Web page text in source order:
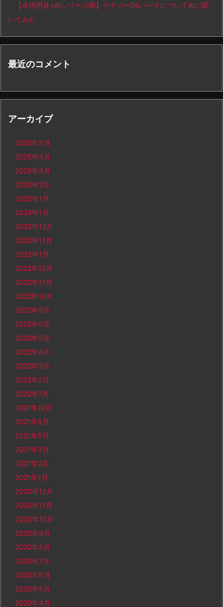
【卓球用具×AIシリーズ⑩】テナジー05ハードについてAIに聞
いてみた
最近のコメント
アーカイブ
2025年8月
2025年4月
2025年3月
2025年2月
2025年1月
2024年1月
2023年12月
2023年11月
2023年1月
2022年12月
2022年11月
2022年10月
2022年9月
2022年6月
2022年5月
2022年4月
2022年3月
2022年2月
2022年1月
2021年12月
2021年8月
2021年5月
2021年3月
2021年2月
2021年1月
2020年12月
2020年11月
2020年10月
2020年9月
2020年8月
2020年7月
2020年6月
2020年5月
2020年4月